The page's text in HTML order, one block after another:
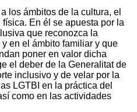
los ámbitos de la cultura, el
En él se apuesta por la
que reconozca la
en el ámbito familiar y que
poner en valor dicha
el deber de la Generalitat de
inclusivo y de velar por la
LGTBI en la práctica del
como en las actividades